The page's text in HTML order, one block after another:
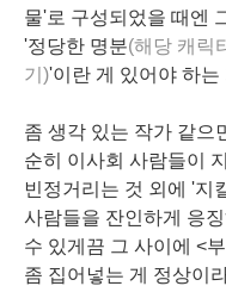
물'로 구성되었을 때엔
'정당한 명분(해당 캐릭
기 )'이란 게 있어야 하는
좀 생각 있는 작가 같으
순히 이사회 사람들이
빈정거리는 것 외에 '지
사람들을 잔인하게 응
수 있게끔 그 사이에 <
좀 집어넣는 게 정상이